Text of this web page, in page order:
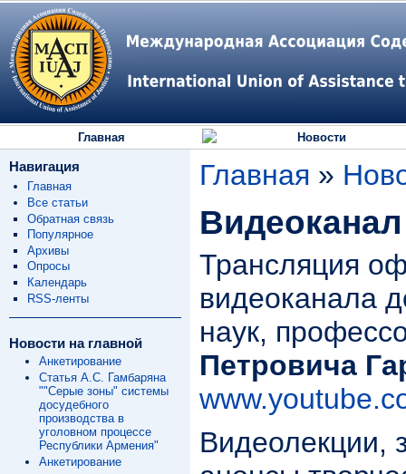
Главная Новости
Навигация
Главная
Все статьи
Обратная связь
Популярное
Архивы
Опросы
Календарь
RSS-ленты
Новости на главной
Анкетирование
Статья А.С. Гамбаряна
""Серые зоны" системы
досудебного
производства в
уголовном процессе
Республики Армения"
Анкетирование
Главная »
Трансляция
видеоканала
наук,
Петровича
Видеолекции,